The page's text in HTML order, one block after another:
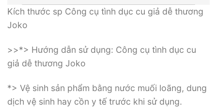
Kích thước sp Công cụ tình dục cu giả dễ thương
Joko
>>*> Hướng dẫn sử dụng: Công cụ tình dục cu
giả dễ thương Joko
*> Vệ sinh sản phẩm bằng nước muối loãng, dung
dịch vệ sinh hay cồn y tế trước khi sử dụng.